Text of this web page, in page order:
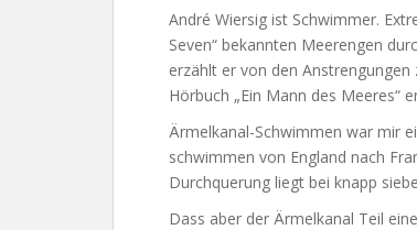
André Wiersig ist Schwimmer.
Seven“ bekannten Meerengen
erzählt er von den
Hörbuch „Ein Mann des Meeres“
Ärmelkanal-Schwimmen war mir
schwimmen von England nach
Durchquerung liegt bei knapp
Dass aber der Ärmelkanal Teil